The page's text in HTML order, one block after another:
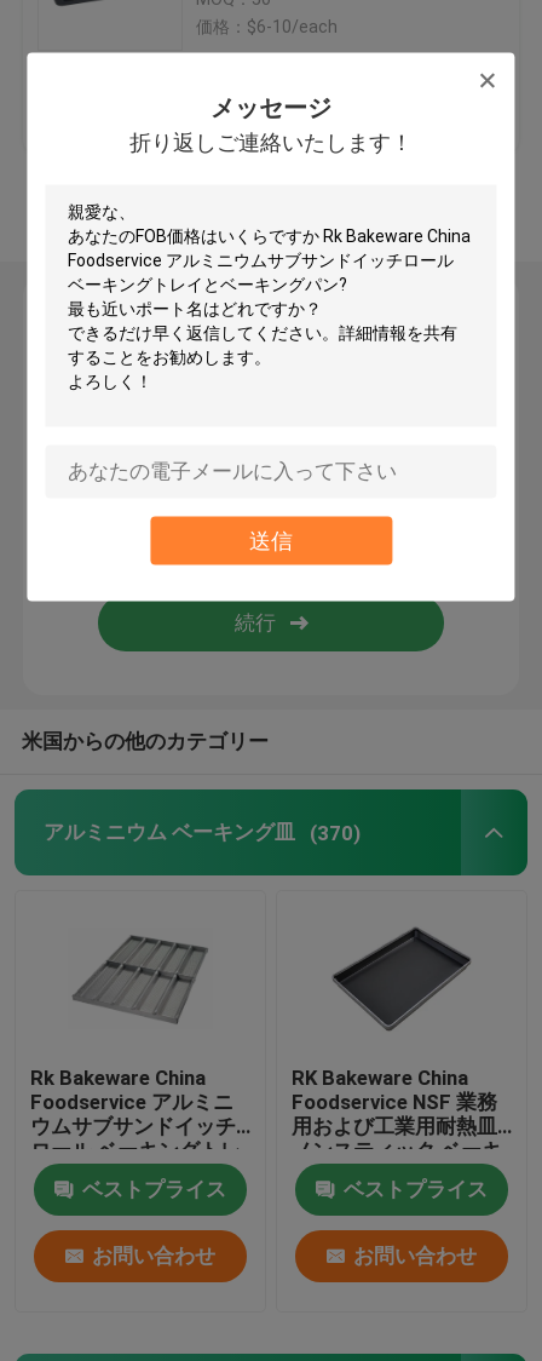
メッセージ
折り返しご連絡いたします！
送信
業務用マフィンパン
アルミケーキパン
業務用耐熱皿
ベーキング皿のトロリー
商業食糧機械
業務用ベーカリー機器
アルミ測地線ドーム屋根
浮き屋根タンクシール
価格：$6-10/each
ベストプライス
メッセージ
折り返しご連絡いたします！
米国からの他のカテゴリー
アルミニウム ベーキング皿 (370)
Rk Bakeware China
Foodservice アルミニ
ウムサブサンドイッチ
ロール ベーキングトレ
イとベーキングパン
ベストプライス
お問い合わせ
RK Bakeware China
Foodservice NSF 業務
用および工業用耐熱皿
ノンスティック ベーキ
ング トレイ/パン型のメ
ーカーベストプライス
お問い合わせ